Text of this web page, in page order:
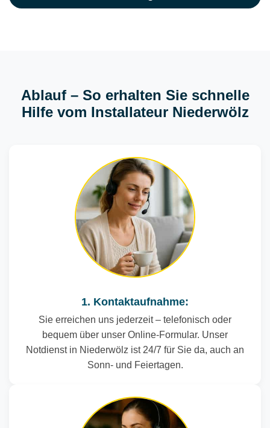
Ablauf – So erhalten Sie schnelle
Hilfe vom Installateur Niederwölz
1. Kontaktaufnahme:
Sie erreichen uns jederzeit – telefonisch oder
bequem über unser Online-Formular. Unser
Notdienst in Niederwölz ist 24/7 für Sie da, auch an
Sonn- und Feiertagen.